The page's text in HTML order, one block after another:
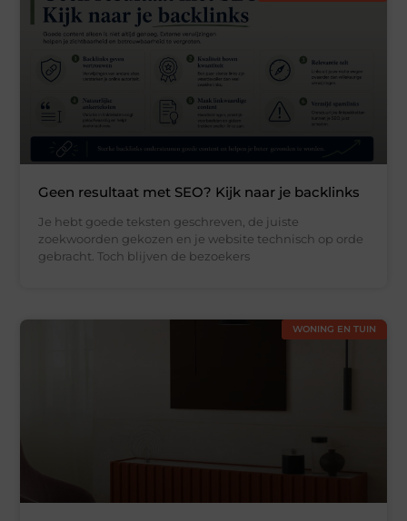
Geen resultaat met SEO? Kijk naar je backlinks
Je hebt goede teksten geschreven, de juiste
zoekwoorden gekozen en je website technisch op orde
gebracht. Toch blijven de bezoekers
WONING EN TUIN